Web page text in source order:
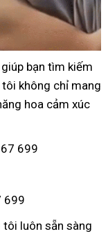
giúp bạn tìm kiếm
không chỉ mang
hoa cảm xúc
699
699
tôi luôn sẵn sàng